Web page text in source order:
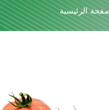
الرئيسية